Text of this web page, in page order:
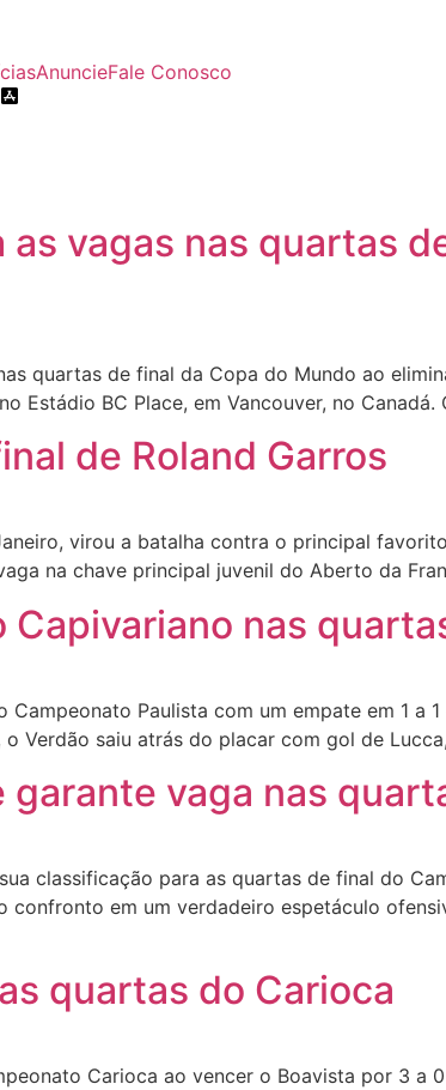
AnuncieFale Conosco
vagas nas quartas
quartas de final da Copa do Mundo ao
Estádio BC Place, em Vancouver, no
de Roland Garros
virou a batalha contra o principal
na chave principal juvenil do Aberto da
nas
Paulista com um empate em 1 a
Verdão saiu atrás do placar com gol de
garante vaga nas
classificação para as quartas de final do
em um verdadeiro espetáculo
quartas do Carioca
Carioca ao vencer o Boavista por 3 a